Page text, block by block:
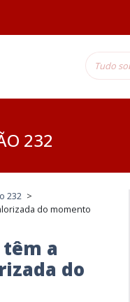
232
232 >
do momento
a
do